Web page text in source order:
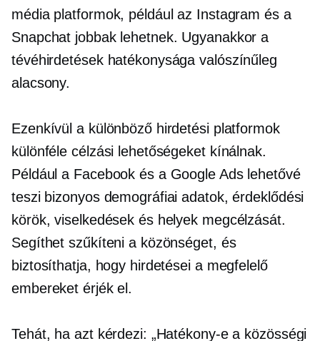
média platformok, például az Instagram és a
Snapchat jobbak lehetnek. Ugyanakkor a
tévéhirdetések hatékonysága valószínűleg
alacsony.
Ezenkívül a különböző hirdetési platformok
különféle célzási lehetőségeket kínálnak.
Például a Facebook és a Google Ads lehetővé
teszi bizonyos demográfiai adatok, érdeklődési
körök, viselkedések és helyek megcélzását.
Segíthet szűkíteni a közönséget, és
biztosíthatja, hogy hirdetései a megfelelő
embereket érjék el.
Tehát, ha azt kérdezi: „Hatékony-e a közösségi